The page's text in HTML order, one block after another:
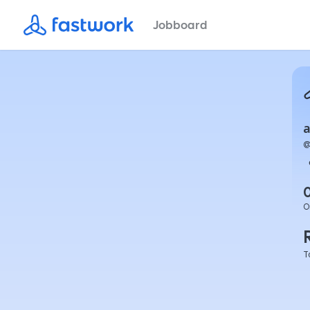
Jobboard